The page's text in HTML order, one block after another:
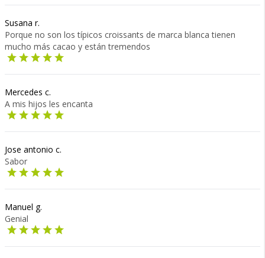
Susana r.
Porque no son los típicos croissants de marca blanca tienen
mucho más cacao y están tremendos
Mercedes c.
A mis hijos les encanta
Jose antonio c.
Sabor
Manuel g.
Genial